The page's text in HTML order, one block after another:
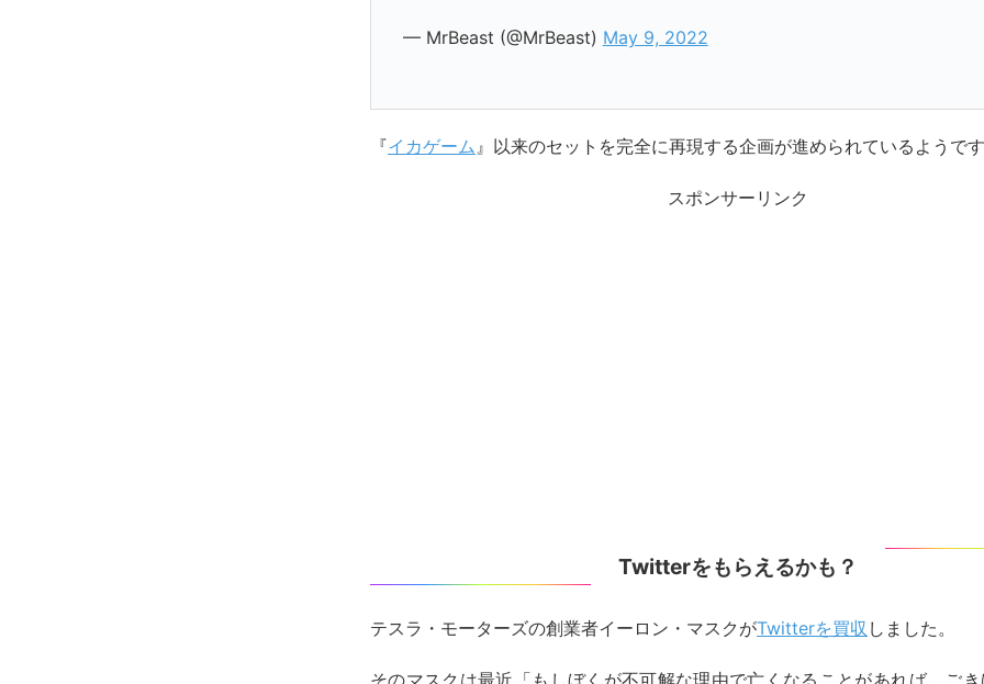
— MrBeast (@MrBeast) May 9, 2022
『イカゲーム』以来のセットを完全に再現する企画が進められているようで
スポンサーリンク
Twitterをもらえるかも？
テスラ・モーターズの創業者イーロン・マスクがTwitterを買収 しました。